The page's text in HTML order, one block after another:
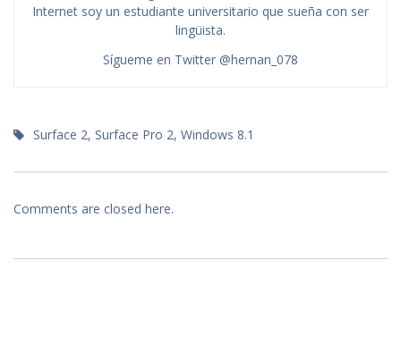
Internet soy un estudiante universitario que sueña con ser
lingüista.
Sígueme en Twitter @hernan_078
Surface 2, Surface Pro 2, Windows 8.1
Comments are closed here.